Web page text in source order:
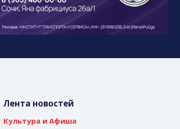
Лента новостей
Культура и Афиша